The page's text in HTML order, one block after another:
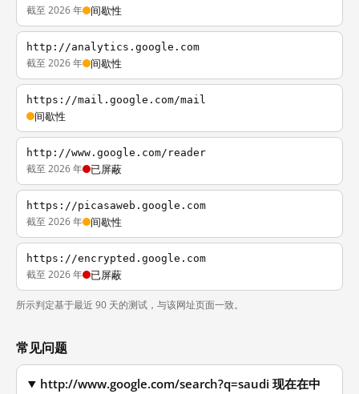
截至 2026 年 间歇性
http://analytics.google.com
截至 2026 年 间歇性
https://mail.google.com/mail
间歇性
http://www.google.com/reader
截至 2026 年 已屏蔽
https://picasaweb.google.com
截至 2026 年 间歇性
https://encrypted.google.com
截至 2026 年 已屏蔽
所示判定基于最近 90 天的测试，与该网址页面一致。
常见问题
http://www.google.com/search?q=saudi 现在在中